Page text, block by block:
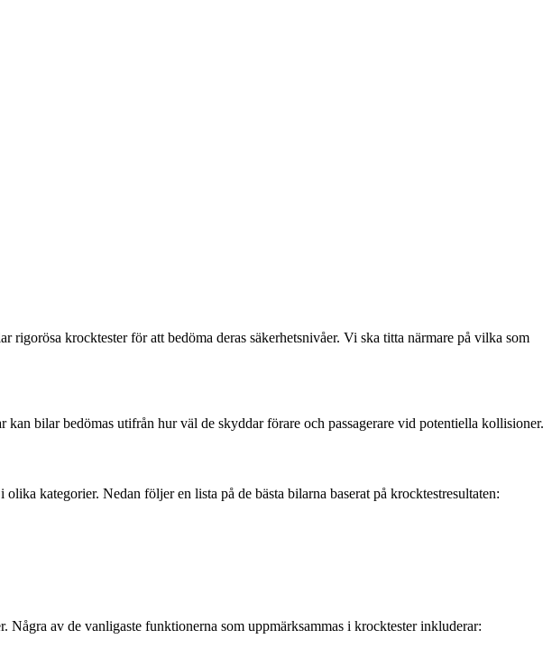
krocktester för att bedöma deras säkerhetsnivåer. Vi ska titta närmare på vilka som
bilar bedömas utifrån hur väl de skyddar förare och passagerare vid potentiella kollisioner.
olika kategorier. Nedan följer en lista på de bästa bilarna baserat på krocktestresultaten:
av de vanligaste funktionerna som uppmärksammas i krocktester inkluderar: